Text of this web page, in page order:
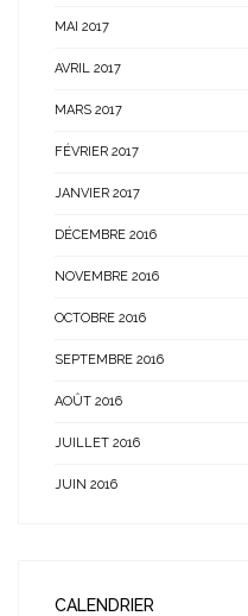
MAI 2017
AVRIL 2017
MARS 2017
FÉVRIER 2017
JANVIER 2017
DÉCEMBRE 2016
NOVEMBRE 2016
OCTOBRE 2016
SEPTEMBRE 2016
AOÛT 2016
JUILLET 2016
JUIN 2016
CALENDRIER